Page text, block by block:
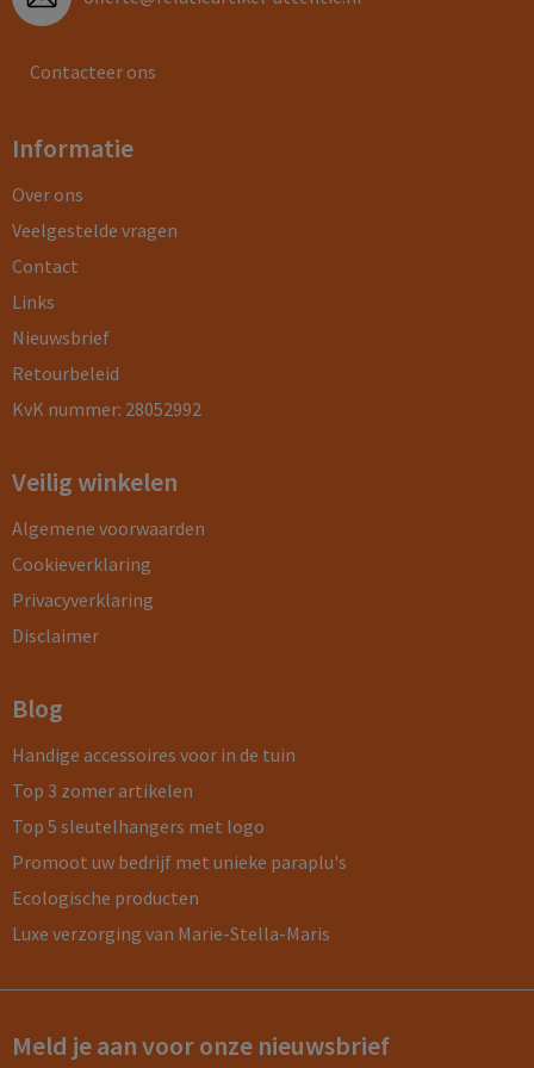
Contacteer ons
Informatie
Over ons
Veelgestelde vragen
Contact
Links
Nieuwsbrief
Retourbeleid
KvK nummer: 28052992
Veilig winkelen
Algemene voorwaarden
Cookieverklaring
Privacyverklaring
Disclaimer
Blog
Handige accessoires voor in de tuin
Top 3 zomer artikelen
Top 5 sleutelhangers met logo
Promoot uw bedrijf met unieke paraplu's
Ecologische producten
Luxe verzorging van Marie-Stella-Maris
Meld je aan voor onze nieuwsbrief